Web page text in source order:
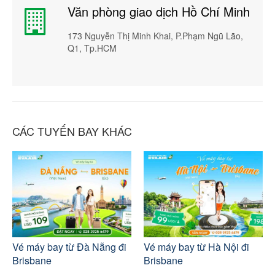
Văn phòng giao dịch Hồ Chí Minh
173 Nguyễn Thị Minh Khai, P.Phạm Ngũ Lão,
Q1, Tp.HCM
CÁC TUYẾN BAY KHÁC
Vé máy bay từ Đà Nẵng đi
Brisbane
Vé máy bay từ Hà Nội đi
Brisbane